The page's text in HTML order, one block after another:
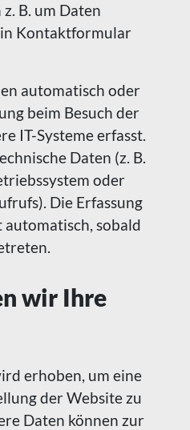
B. um Daten
Kontaktformular
automatisch oder
beim Besuch der
IT-Systeme erfasst.
Daten (z. B.
oder
Die Erfassung
sobald
wir Ihre
erhoben, um eine
der Website zu
Daten können zur